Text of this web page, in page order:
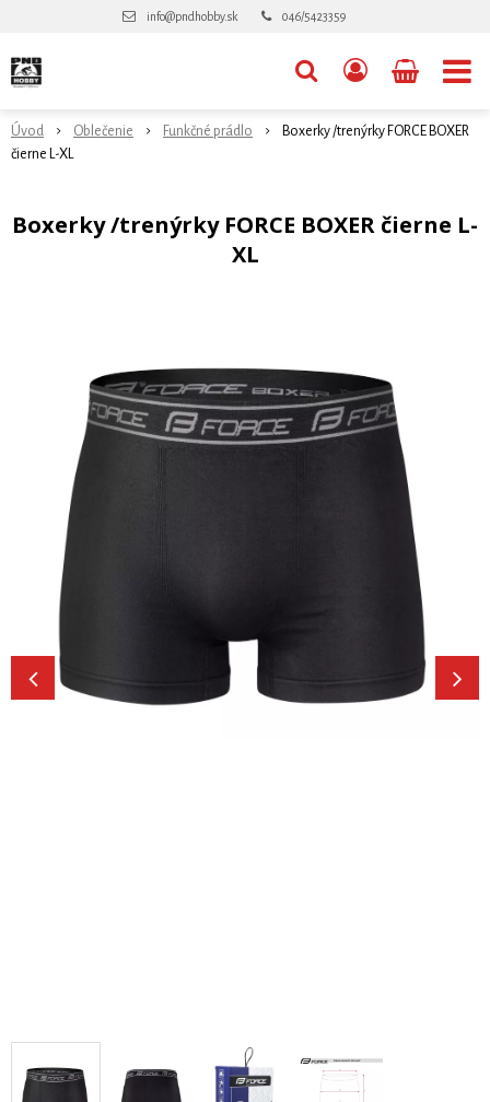
info@pndhobby.sk 046/5423359
Úvod Oblečenie Funkčné prádlo
Boxerky /trenýrky FORCE BOXER
čierne L-XL
Boxerky /trenýrky FORCE BOXER čierne L-
XL